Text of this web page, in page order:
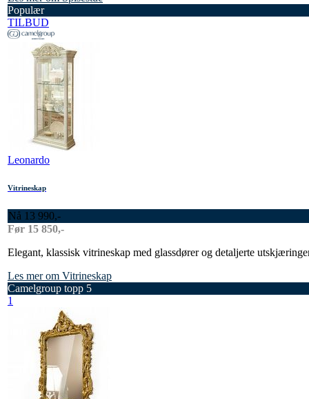
Populær
TILBUD
Leonardo
Vitrineskap
Nå 13 990,-
Før 15 850,-
Elegant, klassisk vitrineskap med glassdører og detaljerte
Les mer om Vitrineskap
Camelgroup topp 5
1